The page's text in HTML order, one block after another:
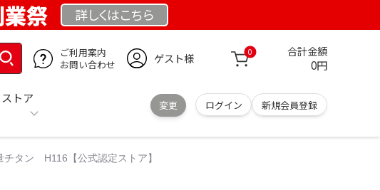
祭 詳しくはこちら
ご利用案内
お問い合わせ
ゲスト様 0 合計金額
0円
トア
変更 ログイン 新規会員登録
タン H116【公式認定ストア】